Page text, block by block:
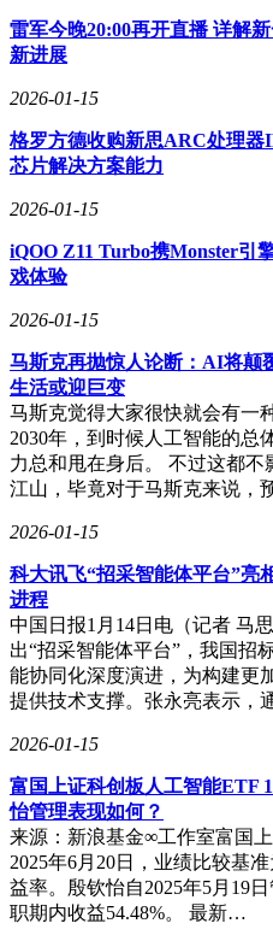
雷军今晚20:00再开直播 详解
新进展
2026-01-15
格罗方德收购新思ARC处理
芯片解决方案能力
2026-01-15
iQOO Z11 Turbo携Monster引
戏体验
2026-01-15
马斯克再抛惊人论断：AI将颠
生活或迎巨变
马斯克觉得大家很快就会有一
2030年，到时候人工智能的总
力总和甩在身后。 不过这都
江山，毕竟对于马斯克来说，
2026-01-15
科大讯飞“招采智能体平台”亮
进程
中国日报1月14日电（记者 马
出“招采智能体平台”，我国招
能协同化深度演进，为构建更
提供技术支撑。张永亮表示，
2026-01-15
富国上证科创板人工智能ETF
怡管理表现如何？
来源：新浪基金∞工作室富国
2025年6月20日，业绩比较基
益率。殷钦怡自2025年5月19
职期内收益54.48%。 最新…